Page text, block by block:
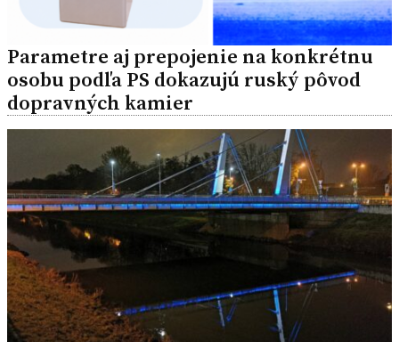
Parametre aj prepojenie na konkrétnu
osobu podľa PS dokazujú ruský pôvod
dopravných kamier